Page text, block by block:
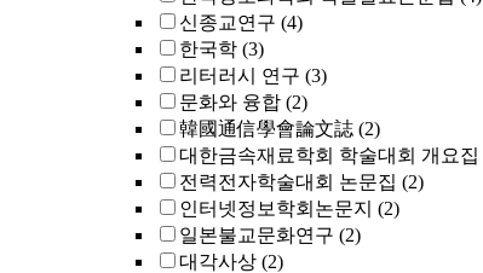
신종교연구 (4)
한국학 (3)
리터러시 연구 (3)
문화와 융합 (2)
韓國通信學會論文誌 (2)
대한금속재료학회 학술대회 개요집
전력전자학술대회 논문집 (2)
인터넷정보학회논문지 (2)
일본불교문화연구 (2)
대각사상 (2)